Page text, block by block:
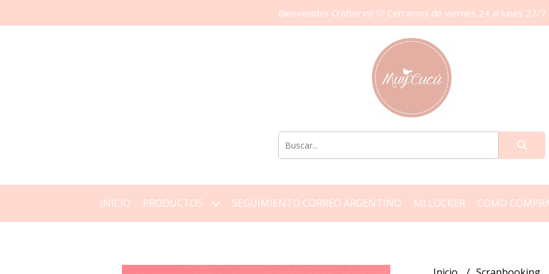
Bienvenidxs Crafterxs! 🩷 Cerramos de viernes 24 al lunes 27/7
INICIO PRODUCTOS SEGUIMIENTO CORREO ARGENTINO MI LOCKER COMO